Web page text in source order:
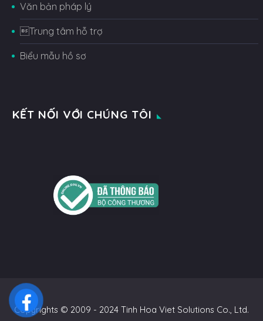
Văn bản pháp lý
Trung tâm hỗ trợ
Biểu mẫu hồ sơ
KẾT NỐI VỚI CHÚNG TÔI
Copyrights © 2009 - 2024 Tinh Hoa Viet Solutions Co., Ltd.